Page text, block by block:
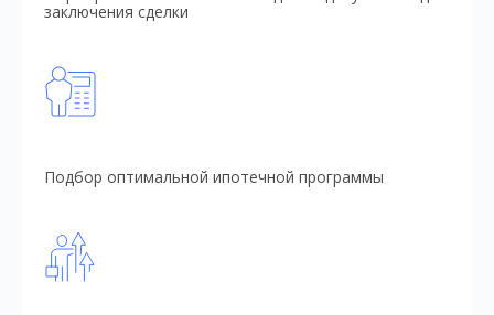
заключения сделки
Подбор оптимальной ипотечной программы